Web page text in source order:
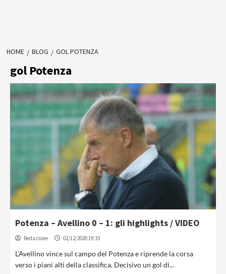
HOME BLOG GOL POTENZA
gol Potenza
Potenza – Avellino 0 – 1: gli highlights / VIDEO
Redazione 02/12/2020 19:33
L'Avellino vince sul campo del Potenza e riprende la corsa
verso i piani alti della classifica. Decisivo un gol di...